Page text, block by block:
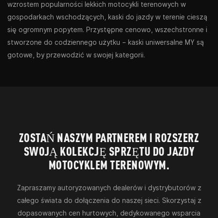
wzrostem popularności lekkich motocykli terenowych w
gospodarkach wschodzących, kaski do jazdy w terenie cieszą
się ogromnym popytem. Przystępne cenowo, wszechstronne i
stworzone do codziennego użytku – kaski uniwersalne MY są
gotowe, by przewodzić w swojej kategorii.
ZOSTAŃ NASZYM PARTNEREM I ROZSZERZ
SWOJĄ KOLEKCJĘ SPRZĘTU DO JAZDY
MOTOCYKLEM TERENOWYM.
Zapraszamy autoryzowanych dealerów i dystrybutorów z
całego świata do dołączenia do naszej sieci. Skorzystaj z
dopasowanych cen hurtowych, dedykowanego wsparcia